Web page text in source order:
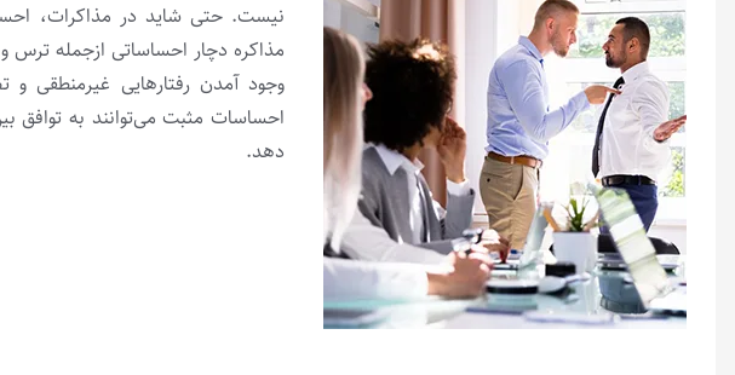
نیست. حتی شاید در مذاکرات،
مذاکره دچار احساساتی ازجمله
‌وجود آمدن رفتارهایی غیرمنطقی
احساسات مثبت می‌توانند به
دهد.